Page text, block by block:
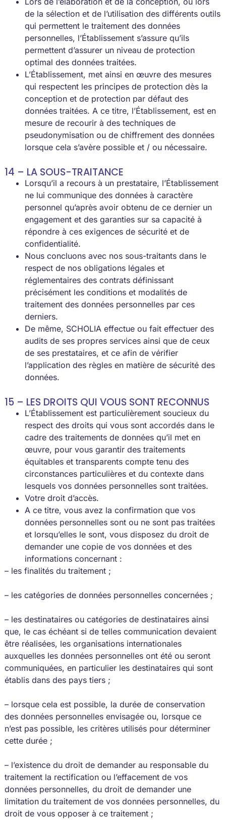
de la sélection et de l’utilisation des différents outils
qui permettent le traitement des données
personnelles, l’Établissement s’assure qu’ils
permettent d’assurer un niveau de protection
optimal des données traitées.
L’Établissement, met ainsi en œuvre des mesures
qui respectent les principes de protection dès la
conception et de protection par défaut des
données traitées. A ce titre, l’Établissement, est en
mesure de recourir à des techniques de
pseudonymisation ou de chiffrement des données
lorsque cela s’avère possible et / ou nécessaire.
14 – LA SOUS-TRAITANCE
Lorsqu’il a recours à un prestataire, l’Établissement
ne lui communique des données à caractère
personnel qu’après avoir obtenu de ce dernier un
engagement et des garanties sur sa capacité à
répondre à ces exigences de sécurité et de
confidentialité.
Nous concluons avec nos sous-traitants dans le
respect de nos obligations légales et
réglementaires des contrats définissant
précisément les conditions et modalités de
traitement des données personnelles par ces
derniers.
De même, SCHOLIA effectue ou fait effectuer des
audits de ses propres services ainsi que de ceux
de ses prestataires, et ce afin de vérifier
l’application des règles en matière de sécurité des
données.
15 – LES DROITS QUI VOUS SONT RECONNUS
L’Établissement est particulièrement soucieux du
respect des droits qui vous sont accordés dans le
cadre des traitements de données qu’il met en
œuvre, pour vous garantir des traitements
équitables et transparents compte tenu des
circonstances particulières et du contexte dans
lesquels vos données personnelles sont traitées.
Votre droit d’accès.
A ce titre, vous avez la confirmation que vos
données personnelles sont ou ne sont pas traitées
et lorsqu’elles le sont, vous disposez du droit de
demander une copie de vos données et des
informations concernant :
– les finalités du traitement ;
– les catégories de données personnelles concernées ;
– les destinataires ou catégories de destinataires ainsi
que, le cas échéant si de telles communication devaient
être réalisées, les organisations internationales
auxquelles les données personnelles ont été ou seront
communiquées, en particulier les destinataires qui sont
établis dans des pays tiers ;
– lorsque cela est possible, la durée de conservation
des données personnelles envisagée ou, lorsque ce
n’est pas possible, les critères utilisés pour déterminer
cette durée ;
– l’existence du droit de demander au responsable du
traitement la rectification ou l’effacement de vos
données personnelles, du droit de demander une
limitation du traitement de vos données personnelles, du
droit de vous opposer à ce traitement ;